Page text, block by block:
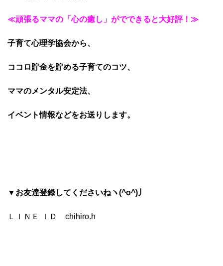
≪頑張るママの「心の癒し」がでできると大好評！≫
子育て心理学協会から、
ココロ貯金を貯める子育てのコツ、
ママのメンタル安定法、
イベント情報などをお送りします。
▼お友達登録してくださいねヽ(^o^)丿
ＬＩＮＥ ＩＤ chihiro.h